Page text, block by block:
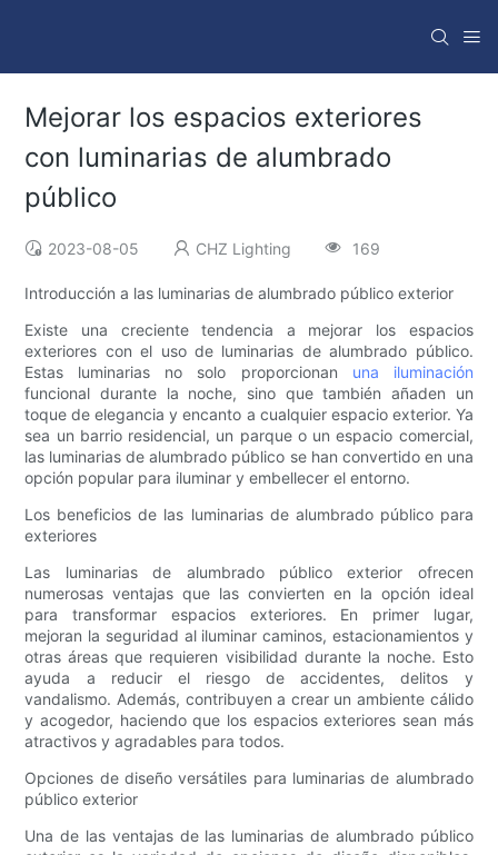
Mejorar los espacios exteriores
con luminarias de alumbrado
público
2023-08-05 CHZ Lighting 169
Introducción a las luminarias de alumbrado público exterior
Existe una creciente tendencia a mejorar los espacios
exteriores con el uso de luminarias de alumbrado público.
Estas luminarias no solo proporcionan una iluminación
funcional durante la noche, sino que también añaden un
toque de elegancia y encanto a cualquier espacio exterior. Ya
sea un barrio residencial, un parque o un espacio comercial,
las luminarias de alumbrado público se han convertido en una
opción popular para iluminar y embellecer el entorno.
Los beneficios de las luminarias de alumbrado público para
exteriores
Las luminarias de alumbrado público exterior ofrecen
numerosas ventajas que las convierten en la opción ideal
para transformar espacios exteriores. En primer lugar,
mejoran la seguridad al iluminar caminos, estacionamientos y
otras áreas que requieren visibilidad durante la noche. Esto
ayuda a reducir el riesgo de accidentes, delitos y
vandalismo. Además, contribuyen a crear un ambiente cálido
y acogedor, haciendo que los espacios exteriores sean más
atractivos y agradables para todos.
Opciones de diseño versátiles para luminarias de alumbrado
público exterior
Una de las ventajas de las luminarias de alumbrado público